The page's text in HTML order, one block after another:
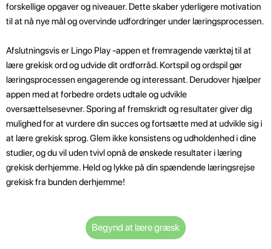
forskellige opgaver og niveauer. Dette skaber yderligere motivation
til at nå nye mål og overvinde udfordringer under læringsprocessen.
Afslutningsvis er Lingo Play -appen et fremragende værktøj til at
lære grekisk ord og udvide dit ordforråd. Kortspil og ordspil gør
læringsprocessen engagerende og interessant. Derudover hjælper
appen med at forbedre ordets udtale og udvikle
oversættelsesevner. Sporing af fremskridt og resultater giver dig
mulighed for at vurdere din succes og fortsætte med at udvikle sig i
at lære grekisk sprog. Glem ikke konsistens og udholdenhed i dine
studier, og du vil uden tvivl opnå de ønskede resultater i læring
grekisk derhjemme. Held og lykke på din spændende læringsrejse
grekisk fra bunden derhjemme!
Begynd at lære græsk